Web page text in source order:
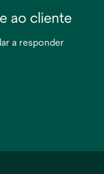
ao cliente
a responder